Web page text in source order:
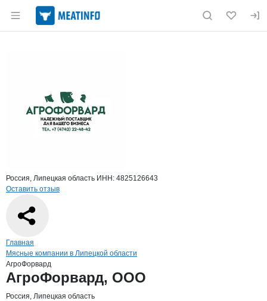
Раздел навигации по сайту meatinfo.ru
Россия, Липецкая область ИНН: 4825126643
Оставить отзыв
Навигация по сайту
Главная
Мясные компании в Липецкой области
АгроФорвард
Основная информация о компании
АгроФорвард, ООО
Россия, Липецкая область